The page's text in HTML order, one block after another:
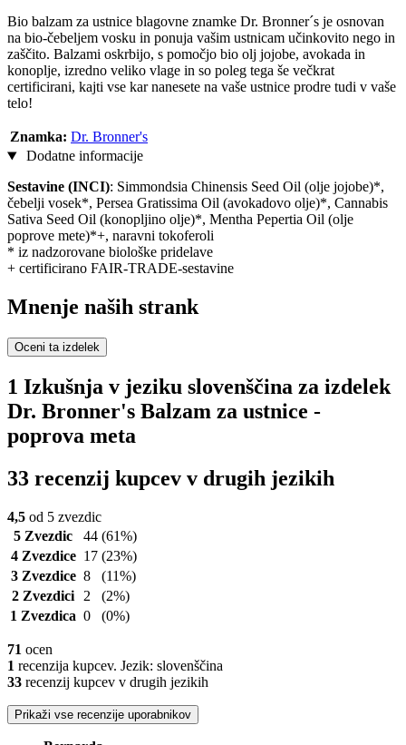
Bio balzam za ustnice blagovne znamke Dr. Bronner´s je osnovan
na bio-čebeljem vosku in ponuja vašim ustnicam učinkovito nego in
zaščito. Balzami oskrbijo, s pomočjo bio olj jojobe, avokada in
konoplje, izredno veliko vlage in so poleg tega še večkrat
certificirani, kajti vse kar nanesete na vaše ustnice prodre tudi v vaše
telo!
Znamka: Dr. Bronner's
Dodatne informacije
Sestavine (INCI): Simmondsia Chinensis Seed Oil (olje jojobe)*,
čebelji vosek*, Persea Gratissima Oil (avokadovo olje)*, Cannabis
Sativa Seed Oil (konopljino olje)*, Mentha Pepertia Oil (olje
poprove mete)*+, naravni tokoferoli
* iz nadzorovane biološke pridelave
+ certificirano FAIR-TRADE-sestavine
Mnenje naših strank
Oceni ta izdelek
1 Izkušnja v jeziku slovenščina za izdelek
Dr. Bronner's Balzam za ustnice -
poprova meta
33 recenzij kupcev v drugih jezikih
4,5 od 5 zvezdic
5 Zvezdic
44 (61%)
4 Zvezdice 17 (23%)
3 Zvezdice 8
(11%)
2 Zvezdici
2
(2%)
1 Zvezdica 0 (0%)
71 ocen
1 recenzija kupcev. Jezik: slovenščina
33 recenzij kupcev v drugih jezikih
Prikaži vse recenzije uporabnikov